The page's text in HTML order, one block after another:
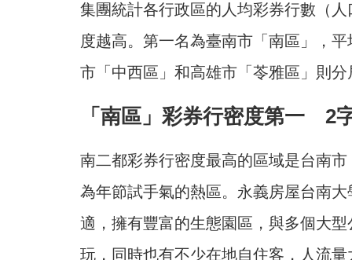
集團統計各行政區的人均彩券行數（
度越高。第一名為臺南市「南區」，
市「中西區」和高雄市「苓雅區」則
「南區」彩券行密度第一 2
南二都彩券行密度最高的區域是台南
為年節試手氣的熱區。永義房屋台南
適，擁有豐富的生態園區，與多個大
玩，同時也有不少在地自住客，人流